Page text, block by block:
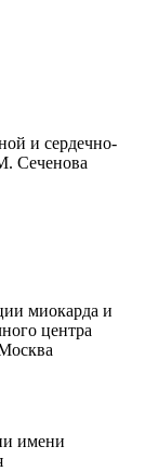
и сердечно-
Сеченова
миокарда и
центра
имени